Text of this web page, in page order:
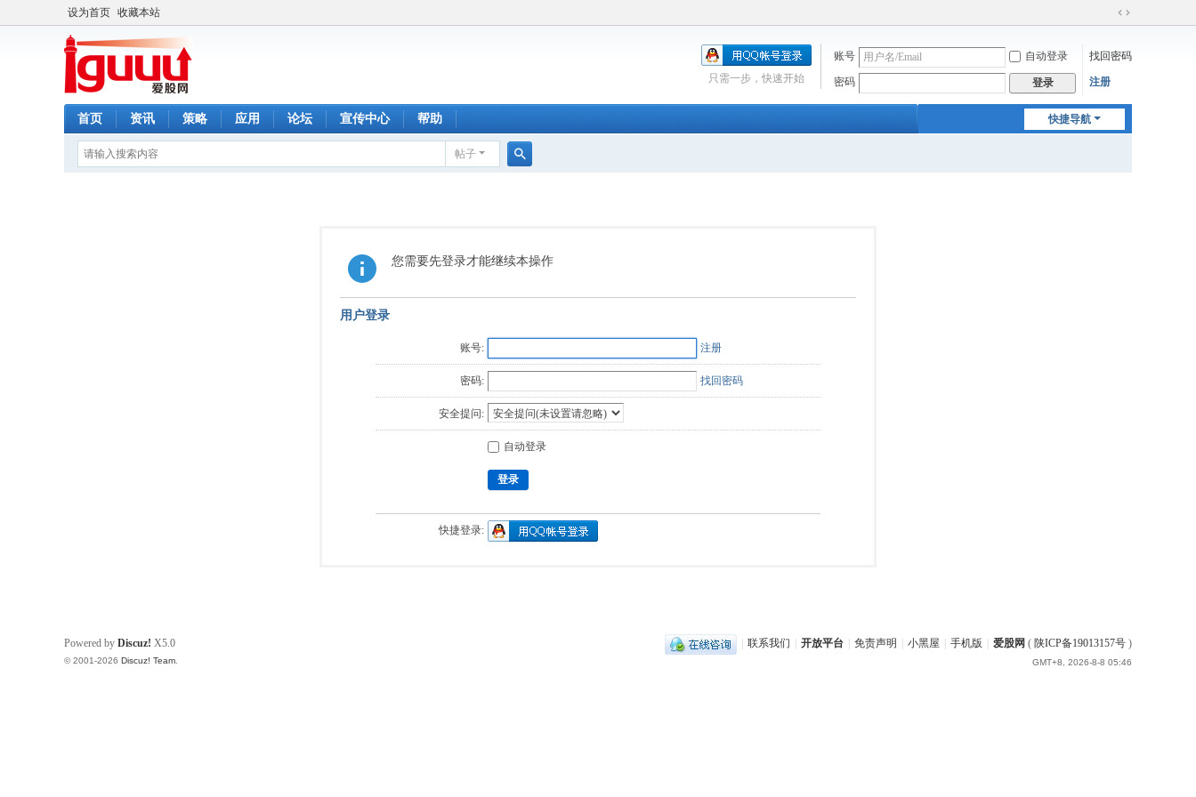
设为首页 收藏本站
切
到
账号 自动登录 找回密码
密码 登录 注册
只需一步，快速开始
快捷导航
首页 资讯 策略 应用 论坛 宣传中心 帮助
帖子
您需要先登录才能继续本操作
用户登录
账号: 注册
密码: 找回密码
安全提问:
自动登录
登录
快捷登录:
联系我们 开放平台 免责声明 小黑屋 手机版 爱股网 ( 陕ICP备19013157号 )
GMT+8, 2026-8-8 05:46
Powered by Discuz! X5.0
© 2001-2026 Discuz! Team